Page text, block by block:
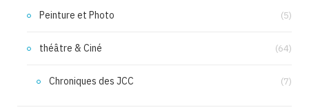
Peinture et Photo (5)
théâtre & Ciné (64)
Chroniques des JCC (7)